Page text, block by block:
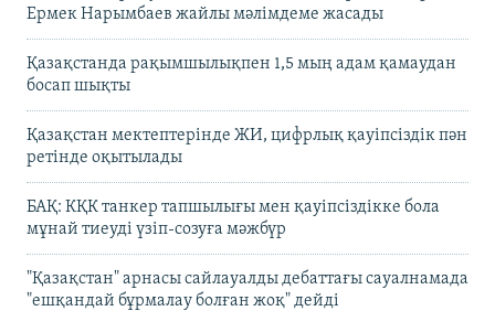
Ермек Нарымбаев жайлы мәлімдеме жасады
Қазақстанда рақымшылықпен 1,5 мың адам қамаудан
босап шықты
Қазақстан мектептерінде ЖИ, цифрлық қауіпсіздік пән
ретінде оқытылады
БАҚ: КҚК танкер тапшылығы мен қауіпсіздікке бола
мұнай тиеуді үзіп-созуға мәжбүр
"Қазақстан" арнасы сайлауалды дебаттағы сауалнамада
"ешқандай бұрмалау болған жоқ" дейді